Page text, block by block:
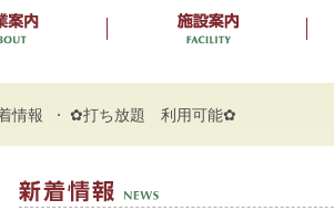
情報 ✿打ち放題 利用可能✿